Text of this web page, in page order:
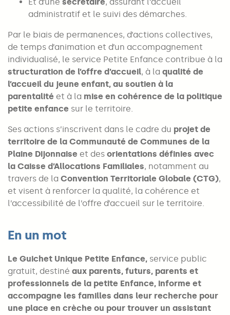
Et d’une secrétaire, assurant l’accueil
administratif et le suivi des démarches.
Par le biais de permanences, d’actions collectives,
de temps d’animation et d’un accompagnement
individualisé, le service Petite Enfance contribue à la
structuration de l’offre d’accueil, à la qualité de
l’accueil du jeune enfant, au soutien à la
parentalité et à la mise en cohérence de la politique
petite enfance sur le territoire.
Ses actions s’inscrivent dans le cadre du projet de
territoire de la Communauté de Communes de la
Plaine Dijonnaise et des orientations définies avec
la Caisse d’Allocations Familiales, notamment au
travers de la Convention Territoriale Globale (CTG),
et visent à renforcer la qualité, la cohérence et
l’accessibilité de l’offre d’accueil sur le territoire.
En un mot
Le Guichet Unique Petite Enfance, service public
gratuit, destiné aux parents, futurs, parents et
professionnels de la petite Enfance, informe et
accompagne les familles dans leur recherche pour
une place en crèche ou pour trouver un assistant